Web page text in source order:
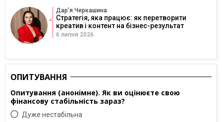
Дарʼя Черкашина
Стратегія, яка працює: як перетворити
креатив і контент на бізнес-результат
6 липня 2026
ОПИТУВАННЯ
Опитування (анонімне). Як ви оцінюєте свою
фінансову стабільність зараз?
Дуже нестабільна